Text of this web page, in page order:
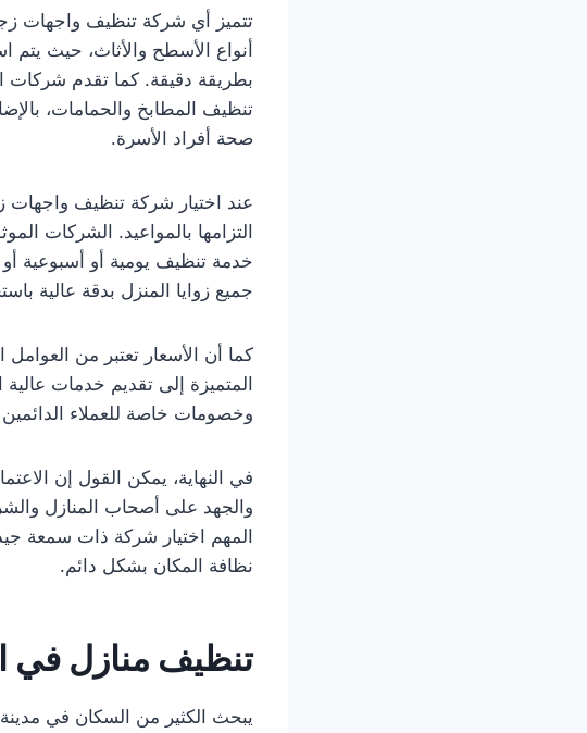
تتميز أي شركة تنظيف واجهات
أنواع الأسطح والأثاث، حيث
بطريقة دقيقة. كما تقدم
تنظيف المطابخ والحمامات،
صحة أفراد الأسرة.
عند اختيار شركة تنظيف واجهات
التزامها بالمواعيد. الشركات
خدمة تنظيف يومية أو أسبوعية
جميع زوايا المنزل بدقة عالية
كما أن الأسعار تعتبر من
المتميزة إلى تقديم خدمات
وخصومات خاصة للعملاء
في النهاية، يمكن القول إن
والجهد على أصحاب المنازل
المهم اختيار شركة ذات سمعة
نظافة المكان بشكل دائم.
تنظيف منازل في
يبحث الكثير من السكان في مدينة